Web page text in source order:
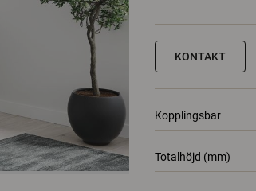
KONTAKT
Kopplingsbar
Totalhöjd (mm)